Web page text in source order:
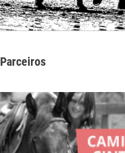
Parceiros